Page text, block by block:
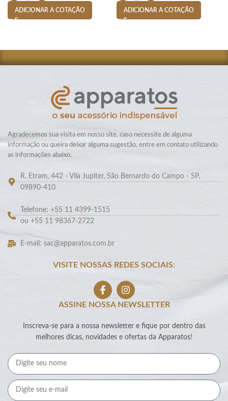
ADICIONAR A COTAÇÃO ADICIONAR A COTAÇÃO
Agradecemos sua visita em nosso site, caso necessite de alguma
informação ou queira deixar alguma sugestão, entre em contato utilizando
as informações abaixo.
R. Etram, 442 - Vila Jupiter, São Bernardo do Campo - SP,
09890-410
Telefone: +55 11 4399-1515
ou +55 11 98367-2722
E-mail: sac@apparatos.com.br
VISITE NOSSAS REDES SOCIAIS:
ASSINE NOSSA NEWSLETTER
Inscreva-se para a nossa newsletter e fique por dentro das
melhores dicas, novidades e ofertas da Apparatos!